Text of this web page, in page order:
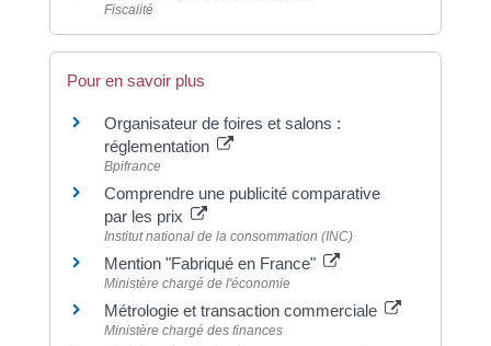
Fiscalité
Pour en savoir plus
Organisateur de foires et salons :
réglementation
Bpifrance
Comprendre une publicité comparative
par les prix
Institut national de la consommation (INC)
Mention "Fabriqué en France"
Ministère chargé de l'économie
Métrologie et transaction commerciale
Ministère chargé des finances